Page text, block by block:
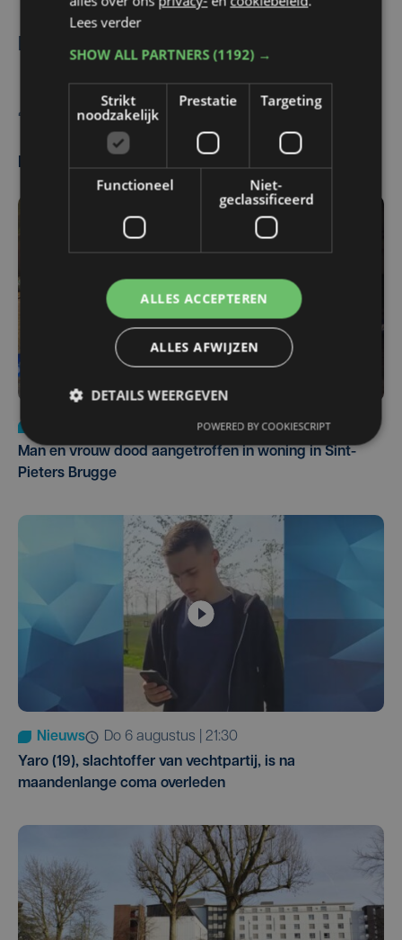
De rechter doet uitspraak op 14 mei.
Meest gelezen
di 4 augustus | 09:32
Man en vrouw dood aangetroffen in woning in Sint-
Pieters Brugge
Nieuws
do 6 augustus | 21:30
Yaro (19), slachtoffer van vechtpartij, is na
maandenlange coma overleden
Lees verder
SHOW ALL PARTNERS(1192) →
Strikt
noodzakelijk
Prestatie Targeting
Functioneel
Niet-
geclassificeerd
ALLES ACCEPTEREN
ALLES AFWIJZEN
DETAILS WEERGEVEN
POWERED BY COOKIESCRIPT